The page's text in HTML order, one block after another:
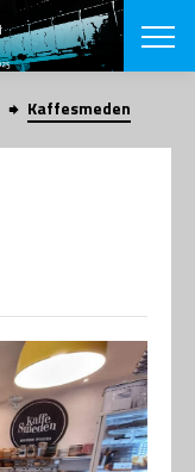
SØG
English
App
App
Presse/
Om
Om
Om fonden
Om
Kaffesmeden